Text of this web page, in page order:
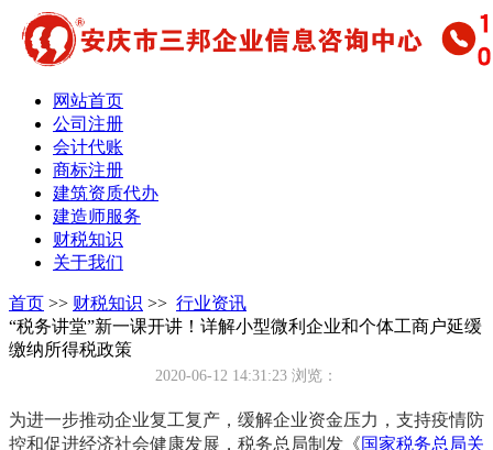
网站首页
公司注册
会计代账
商标注册
建筑资质代办
建造师服务
财税知识
关于我们
首页 >> 财税知识 >> 行业资讯
“税务讲堂”新一课开讲！详解小型微利企业和个体工商户延缓
缴纳所得税政策
2020-06-12 14:31:23 浏览：
为进一步推动企业复工复产，缓解企业资金压力，支持疫情防
控和促进经济社会健康发展，税务总局制发《国家税务总局关